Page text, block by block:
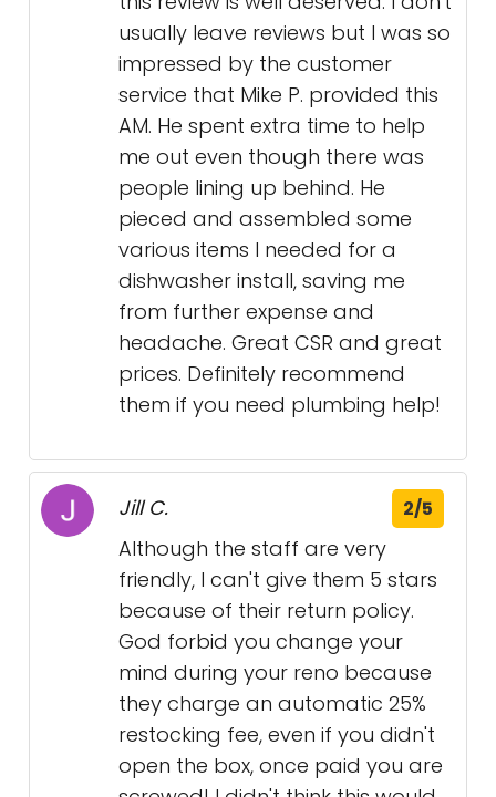
usually leave reviews but I was so
impressed by the customer
service that Mike P. provided this
AM. He spent extra time to help
me out even though there was
people lining up behind. He
pieced and assembled some
various items I needed for a
dishwasher install, saving me
from further expense and
headache. Great CSR and great
prices. Definitely recommend
them if you need plumbing help!
Jill C. 2/5
Although the staff are very
friendly, I can't give them 5 stars
because of their return policy.
God forbid you change your
mind during your reno because
they charge an automatic 25%
restocking fee, even if you didn't
open the box, once paid you are